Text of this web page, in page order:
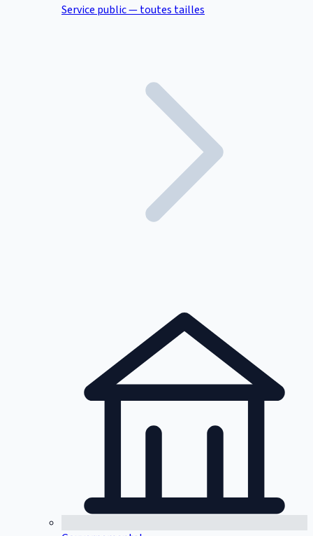
Service public — toutes tailles